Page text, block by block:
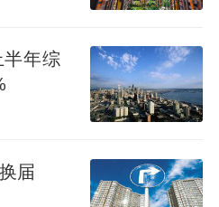
，更何况通风情况了，
凉风的时候，你根本吹
，减少地面的吵架，人
楼层高一些。
年综
届